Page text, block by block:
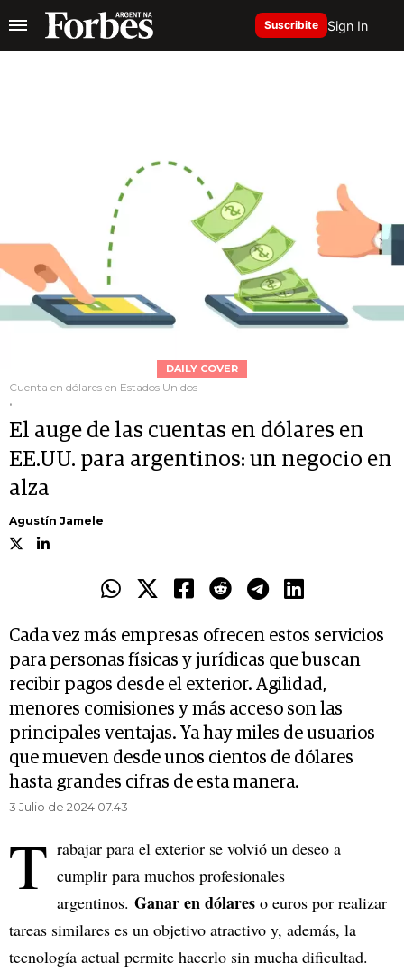
Suscribite Sign In
DAILY COVER
Cuenta en dólares en Estados Unidos
.
El auge de las cuentas en dólares en
EE.UU. para argentinos: un negocio en
alza
Agustín Jamele
Cada vez más empresas ofrecen estos servicios
para personas físicas y jurídicas que buscan
recibir pagos desde el exterior. Agilidad,
menores comisiones y más acceso son las
principales ventajas. Ya hay miles de usuarios
que mueven desde unos cientos de dólares
hasta grandes cifras de esta manera.
3 Julio de 2024 07.43
T rabajar para el exterior se volvió un deseo a
cumplir para muchos profesionales
argentinos. Ganar en dólares o euros por realizar
tareas similares es un objetivo atractivo y, además, la
tecnología actual permite hacerlo sin mucha dificultad.